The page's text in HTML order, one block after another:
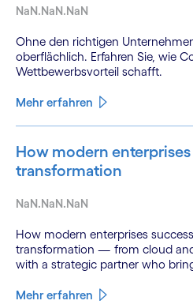
NaN.NaN.NaN
Ohne den richtigen
oberflächlich. Erfahren Sie, wie
Wettbewerbsvorteil schafft.
Mehr erfahren
How modern
transformation
NaN.NaN.NaN
How modern enterprises
transformation — from cloud
with a strategic partner who
Mehr erfahren